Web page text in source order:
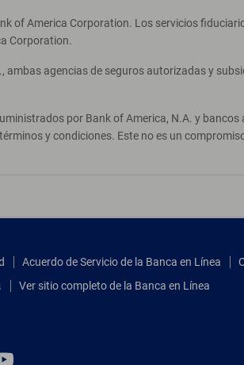
of America Corporation. Los servicios
Corporation.
agencias de seguros autorizadas y
por Bank of America, N.A. y bancos
y condiciones. Este no es un
Acuerdo de Servicio de la Banca en Línea
Ver sitio completo de la Banca en Línea